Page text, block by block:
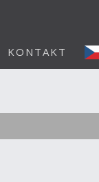
KONTAKT